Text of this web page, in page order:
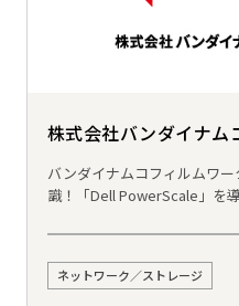
株式会社バンダイナム
バンダイナムコフィルムワ
識！「Dell PowerScale」を
ネットワーク／ストレージ